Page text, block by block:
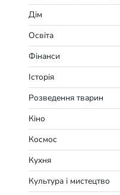
Дім
Освіта
Фінанси
Історія
Розведення тварин
Кіно
Космос
Кухня
Культура і мистецтво